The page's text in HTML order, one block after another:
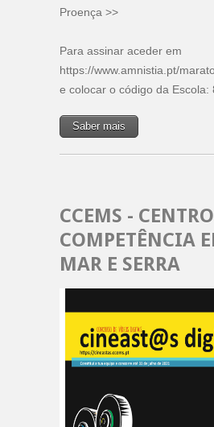
Proença >>
Para assinar aceder em
https://www.amnistia.pt/
e colocar o código da Escola:
Saber mais
CCEMS -
COMPETÊNCIA
MAR E SERRA